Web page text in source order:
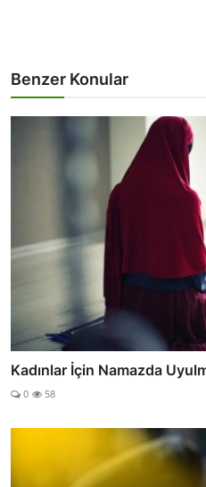
Benzer Konular
Kadınlar İçin Namazda
0 58